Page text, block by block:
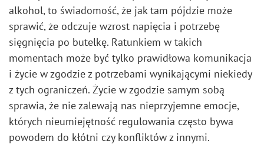
alkohol, to świadomość, że jak tam pójdzie może
sprawić, że odczuje wzrost napięcia i potrzebę
sięgnięcia po butelkę. Ratunkiem w takich
momentach może być tylko prawidłowa komunikacja
i życie w zgodzie z potrzebami wynikającymi niekiedy
z tych ograniczeń. Życie w zgodzie samym sobą
sprawia, że nie zalewają nas nieprzyjemne emocje,
których nieumiejętność regulowania często bywa
powodem do kłótni czy konfliktów z innymi.